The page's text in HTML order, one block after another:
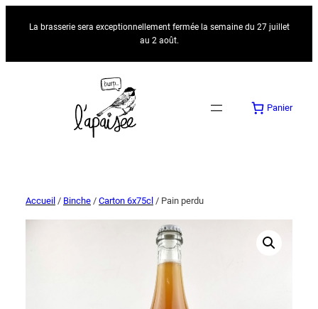
La brasserie sera exceptionnellement fermée la semaine du 27 juillet
au 2 août.
Panier
Accueil / Binche / Carton 6x75cl / Pain perdu